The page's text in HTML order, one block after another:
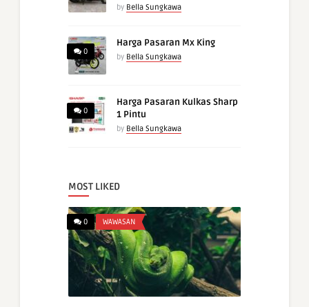
by Bella Sungkawa
0
Harga Pasaran Mx King
by Bella Sungkawa
0
Harga Pasaran Kulkas Sharp
1 Pintu
by Bella Sungkawa
MOST LIKED
0 WAWASAN